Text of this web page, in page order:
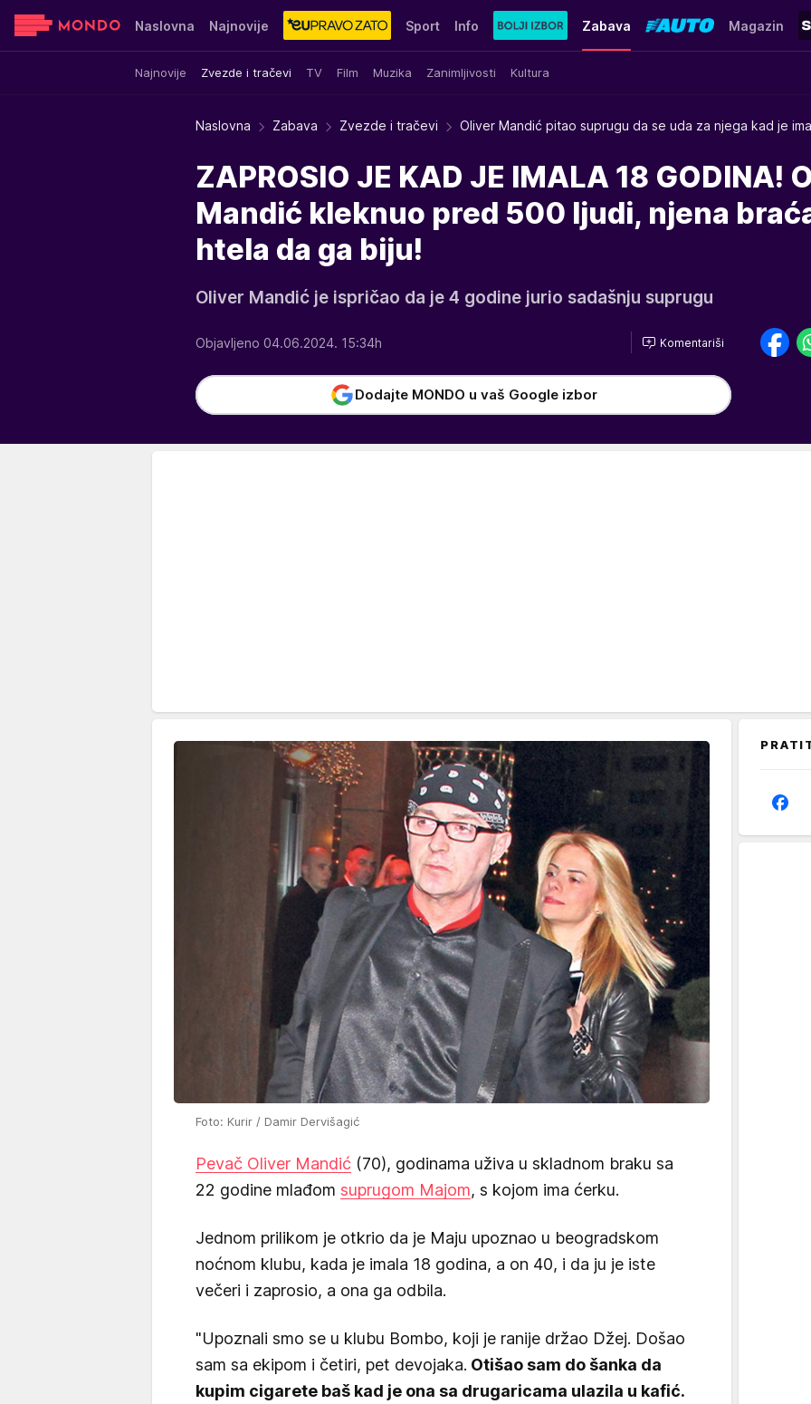
Naslovna Najnovije Sport Info Zabava
Najnovije Zvezde i tračevi TV Film Muzika Zanimljivosti Kultura
Magazin
Sensa Stvar ukusa Yumama
Naslovna Zabava Zvezde i tračevi Oliver Mandić pitao suprugu da se uda za njega kad je
ZAPROSIO JE KAD JE IMALA 18 GODINA!
Mandić kleknuo pred 500 ljudi, njena
htela da ga biju!
Oliver Mandić je ispričao da je 4 godine jurio sadašnju suprugu
Objavljeno 04.06.2024. 15:34h Komentariši
Dodajte MONDO u vaš Google izbor
Foto: Kurir / Damir Dervišagić
Pevač Oliver Mandić (70), godinama uživa u skladnom braku sa
22 godine mlađom suprugom Majom, s kojom ima ćerku.
Jednom prilikom je otkrio da je Maju upoznao u beogradskom
noćnom klubu, kada je imala 18 godina, a on 40, i da ju je iste
večeri i zaprosio, a ona ga odbila.
"Upoznali smo se u klubu Bombo, koji je ranije držao Džej. Došao
sam sa ekipom i četiri, pet devojaka. Otišao sam do šanka da
kupim cigarete baš kad je ona sa drugaricama ulazila u kafić.